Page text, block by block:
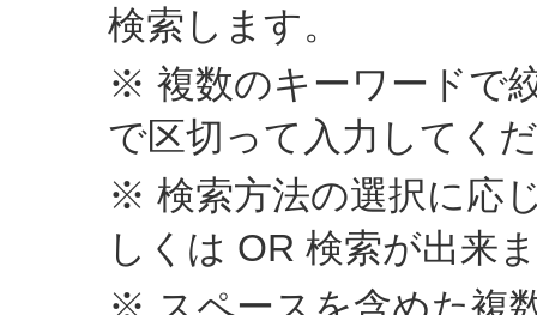
検索します。
※ 複数のキーワードで
で区切って入力してく
※ 検索方法の選択に応
しくは OR 検索が出来